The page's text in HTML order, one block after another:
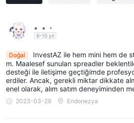
。。.
6-10 yıl
Doğal
InvestAZ ile hem mini hem de
m. Maalesef sunulan spreadler
desteği ile iletişime geçtiğimde
erdiler. Ancak, gerekli miktar dikkate
enel olarak, alım satım deneyiminden
a seçenekler aramaya karar verdim.
2023-03-29 Endonezya